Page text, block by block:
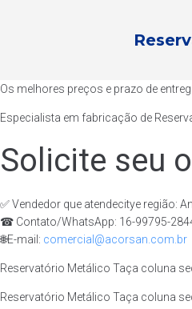
Os melhores preços e prazo de
Especialista em fabricação de
Solicite seu
✅ Vendedor que atendecitye região:
☎ Contato/WhatsApp: 16-99795-
🌐E-mail: comercial@acorsan.com.br
Reservatório Metálico Taça coluna
Reservatório Metálico Taça coluna